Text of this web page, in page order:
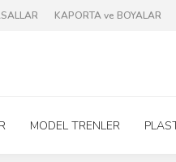
KAPORTA ve BOYALAR
MODEL TRENLER